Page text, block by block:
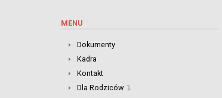
MENU
Dokumenty
Kadra
Kontakt
Dla Rodziców